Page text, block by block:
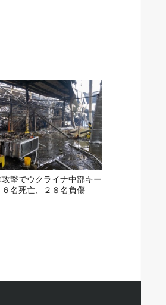
攻撃でウクライナ中部キー
６名死亡、２８名負傷